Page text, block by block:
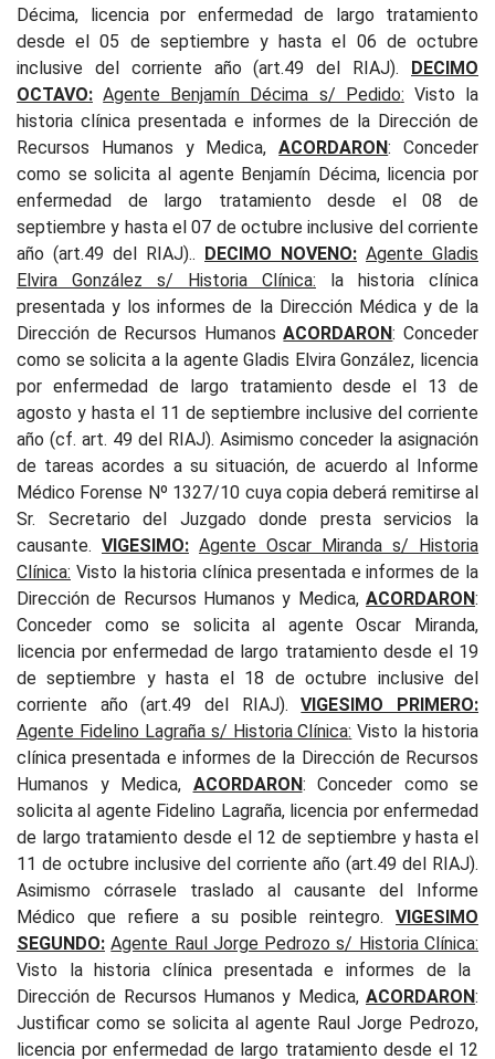
Décima, licencia por enfermedad de largo tratamiento
desde el 05 de septiembre y hasta el 06 de octubre
inclusive del corriente año (art.49 del RIAJ). DECIMO
OCTAVO: Agente Benjamín Décima s/ Pedido: Visto la
historia clínica presentada e informes de la Dirección de
Recursos Humanos y Medica,ACORDARON: Conceder
como se solicita al agente Benjamín Décima, licencia por
enfermedad de largo tratamiento desde el 08 de
septiembre y hasta el 07 de octubre inclusive del corriente
año (art.49 del RIAJ).. DECIMO NOVENO: Agente Gladis
Elvira González s/ Historia Clínica: la historia clínica
presentada y los informes de la Dirección Médica y de la
Dirección de Recursos HumanosACORDARON: Conceder
como se solicita a la agente Gladis Elvira González, licencia
por enfermedad de largo tratamiento desde el 13 de
agosto y hasta el 11 de septiembre inclusive del corriente
año (cf. art. 49 del RIAJ). Asimismo conceder la asignación
de tareas acordes a su situación, de acuerdo al Informe
Médico Forense Nº 1327/10 cuya copia deberá remitirse al
Sr. Secretario del Juzgado donde presta servicios la
causante. VIGESIMO: Agente Oscar Miranda s/ Historia
Clínica: Visto la historia clínica presentada e informes de la
Dirección de Recursos Humanos y Medica, ACORDARON:
Conceder como se solicita al agente Oscar Miranda,
licencia por enfermedad de largo tratamiento desde el 19
de septiembre y hasta el 18 de octubre inclusive del
corriente año (art.49 del RIAJ).VIGESIMO PRIMERO:
Agente Fidelino Lagraña s/ Historia Clínica: Visto la historia
clínica presentada e informes de la Dirección de Recursos
Humanos y Medica, ACORDARON: Conceder como se
solicita al agente Fidelino Lagraña, licencia por enfermedad
de largo tratamiento desde el 12 de septiembre y hasta el
11 de octubre inclusive del corriente año (art.49 del RIAJ).
Asimismo córrasele traslado al causante del Informe
Médico que refiere a su posible reintegro.
VIGESIMO
SEGUNDO: Agente Raul Jorge Pedrozo s/ Historia Clínica:
Visto la historia clínica presentada e informes de la
Dirección de Recursos Humanos y Medica, ACORDARON:
Justificar como se solicita al agente Raul Jorge Pedrozo,
licencia por enfermedad de largo tratamiento desde el 12